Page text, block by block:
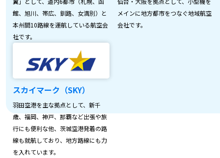
館、旭川、帯広、釧路、女満別）と
本州間10路線を運航している航空会
社です。
メインに地方都市をつなぐ地域航空
会社です。
スカイマーク（SKY）
羽田空港を主な拠点として、新千
歳、福岡、神戸、那覇など出張や旅
行にも便利な他、茨城空港発着の路
線も就航しており、地方路線にも力
を入れています。